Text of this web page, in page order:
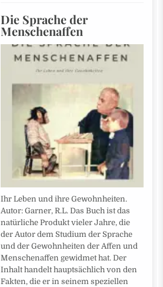
Die Sprache der
Menschenaffen
Ihr Leben und ihre Gewohnheiten.
Autor: Garner, R.L. Das Buch ist das
natürliche Produkt vieler Jahre, die
der Autor dem Studium der Sprache
und der Gewohnheiten der Affen und
Menschenaffen gewidmet hat. Der
Inhalt handelt hauptsächlich von den
Fakten, die er in seinem speziellen